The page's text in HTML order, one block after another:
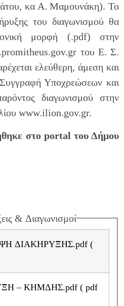
κα Α. Μαμουνάκη). Το
του διαγωνισμού θα
μορφή (.pdf) στην
του Ε. Σ.
ελεύθερη, άμεση και
Υποχρεώσεων και
διαγωνισμού στην
www.ilion.gov.gr.
στο portal του Δήμου
& Διαγωνισμοί